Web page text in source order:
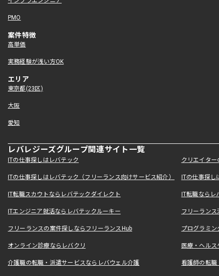
PMO
案件特徴
高単価
実務経験が浅い方OK
エリア
東京都(23区)
大阪
愛知
レバレジーズグループ関連サイト一覧
ITの仕事探しはレバテック クリエイタ
ITの仕事探しはレバテック（フリーランス向けサービス紹介） ITの仕事探
IT転職スカウトならレバテックダイレクト IT転職なら
ITエンジニア就活ならレバテックルーキー フリーラン
フリーランスの案件探しならフリーランスHub プログラミ
オンライン診療ならレバクリ 医療・ヘル
介護職の転職・派遣サービスならレバウェル介護 看護師の転